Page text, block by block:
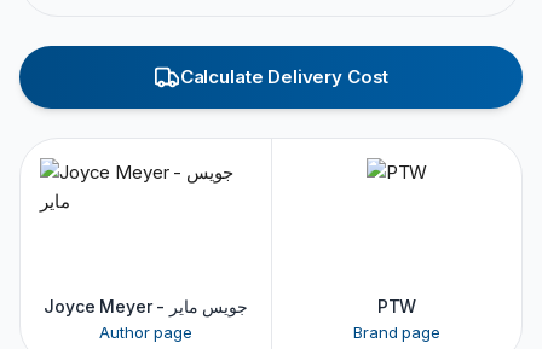
Calculate Delivery Cost
Joyce Meyer - جويس ماير
Author page
PTW
Brand page